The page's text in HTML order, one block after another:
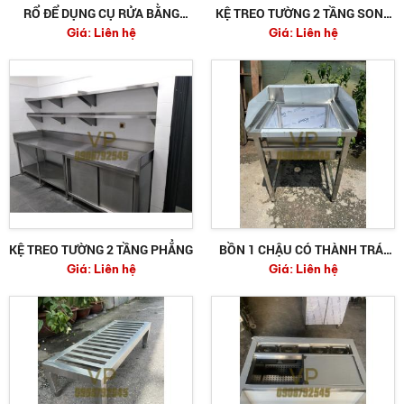
RỔ ĐỂ DỤNG CỤ RỬA BẰNG
INOX
Giá:Liên hệ
KỆ TREO TƯỜNG 2 TẦNG SONG
CÓ GIĂNG 3 MẶT
Giá:Liên hệ
KỆ TREO TƯỜNG 2 TẦNG PHẲNG
Giá:Liên hệ
BỒN 1 CHẬU CÓ THÀNH TRÁI
VÀ THÀNH PHẢI
Giá:Liên hệ